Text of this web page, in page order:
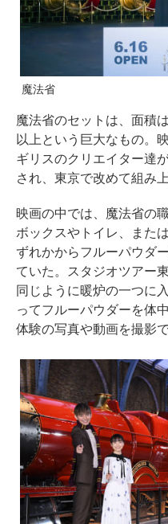
魔法省
魔法省のセットは、面積
以上という巨大なもの。
ギリスのクリエイター達
され、東京で改めて組み
映画の中では、魔法省の
ボックスやトイレ、また
ずれかからフルーパウダ
ていた。スタジオツアー
同じように暖炉の一つに
ってフルーパウダーを体
体験の写真や動画を撮影で